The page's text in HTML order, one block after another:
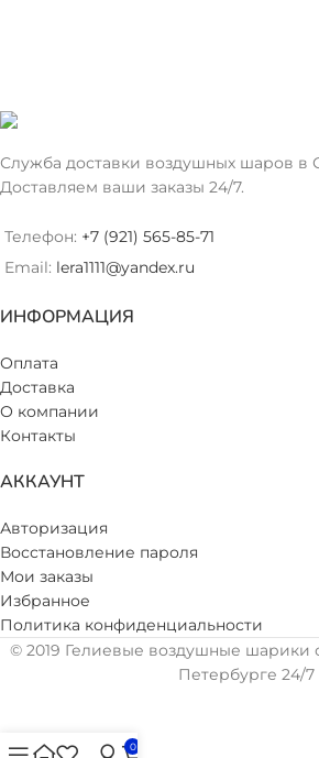
Служба доставки воздушных шаров в
Доставляем ваши заказы 24/7.
Телефон: +7 (921) 565-85-71
Email: lera1111@yandex.ru
ИНФОРМАЦИЯ
Оплата
Доставка
О компании
Контакты
АККАУНТ
Авторизация
Восстановление пароля
Мои заказы
Избранное
Политика конфиденциальности
© 2019 Гелиевые воздушные шарики
Петербурге 24/7
0